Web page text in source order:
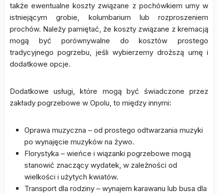
także ewentualne koszty związane z pochówkiem urny w
istniejącym grobie, kolumbarium lub rozproszeniem
prochów. Należy pamiętać, że koszty związane z kremacją
mogą być porównywalne do kosztów prostego
tradycyjnego pogrzebu, jeśli wybierzemy droższą urnę i
dodatkowe opcje.
Dodatkowe usługi, które mogą być świadczone przez
zakłady pogrzebowe w Opolu, to między innymi:
Oprawa muzyczna – od prostego odtwarzania muzyki
po wynajęcie muzyków na żywo.
Florystyka – wieńce i wiązanki pogrzebowe mogą
stanowić znaczący wydatek, w zależności od
wielkości i użytych kwiatów.
Transport dla rodziny – wynajem karawanu lub busa dla